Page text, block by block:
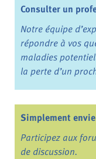
Consulter un
Notre équipe
répondre à vos
maladies
la perte d’un
Simplement
Participez aux
de discussion.